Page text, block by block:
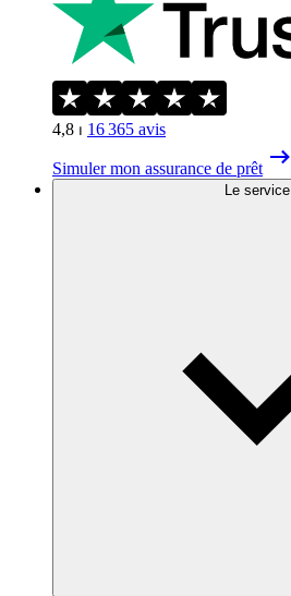
4,8 ⏐ 16 365 avis
Simuler mon assurance de prêt
Le service